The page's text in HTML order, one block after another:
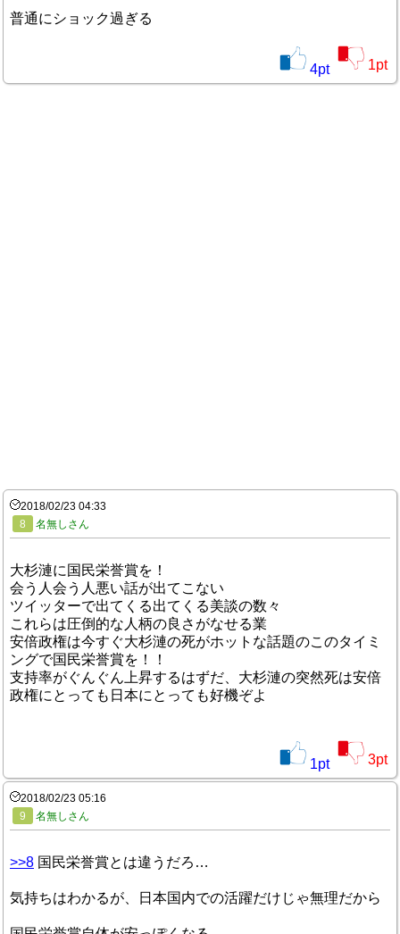
普通にショック過ぎる
4pt 1pt
2018/02/23 04:33
8
名無しさん
大杉漣に国民栄誉賞を！
会う人会う人悪い話が出てこない
ツイッターで出てくる出てくる美談の数々
これらは圧倒的な人柄の良さがなせる業
安倍政権は今すぐ大杉漣の死がホットな話題のこのタイミ
ングで国民栄誉賞を！！
支持率がぐんぐん上昇するはずだ、大杉漣の突然死は安倍
政権にとっても日本にとっても好機ぞよ
1pt 3pt
2018/02/23 05:16
9
名無しさん
>>8 国民栄誉賞とは違うだろ…
気持ちはわかるが、日本国内での活躍だけじゃ無理だから